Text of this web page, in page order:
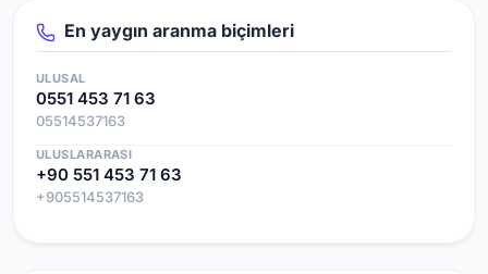
En yaygın aranma biçimleri
ULUSAL
0551 453 71 63
05514537163
ULUSLARARASI
+90 551 453 71 63
+905514537163